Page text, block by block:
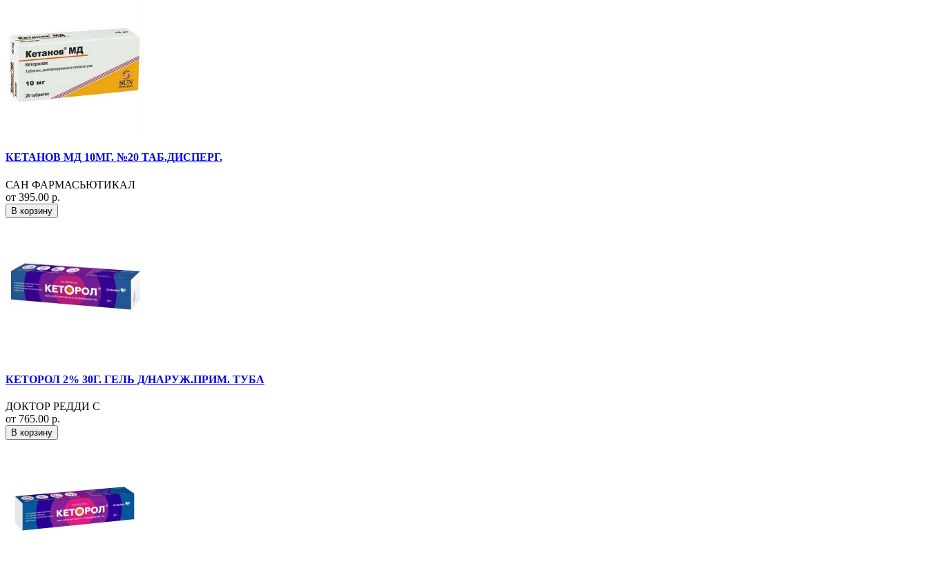
КЕТАНОВ МД 10МГ. №20 ТАБ.ДИСПЕРГ.
САН ФАРМАСЬЮТИКАЛ
от 395.00 р.
В корзину
КЕТОРОЛ 2% 30Г. ГЕЛЬ Д/НАРУЖ.ПРИМ. ТУБА
ДОКТОР РЕДДИ С
от 765.00 р.
В корзину